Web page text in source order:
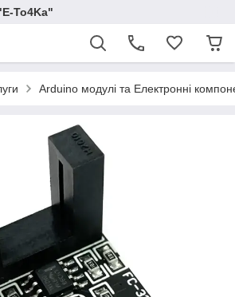
To4Ka"
Arduino модулі та Електронні